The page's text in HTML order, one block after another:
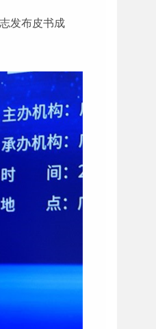
发布皮书成